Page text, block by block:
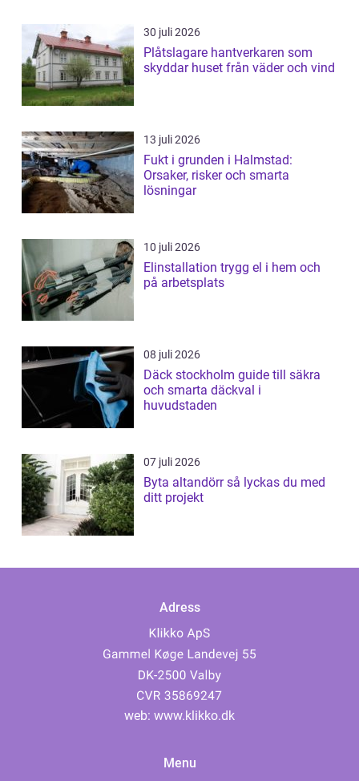
30 juli 2026
Plåtslagare hantverkaren som
skyddar huset från väder och vind
13 juli 2026
Fukt i grunden i Halmstad:
Orsaker, risker och smarta
lösningar
10 juli 2026
Elinstallation trygg el i hem och
på arbetsplats
08 juli 2026
Däck stockholm guide till säkra
och smarta däckval i
huvudstaden
07 juli 2026
Byta altandörr så lyckas du med
ditt projekt
Adress
web: www.klikko.dk
Menu